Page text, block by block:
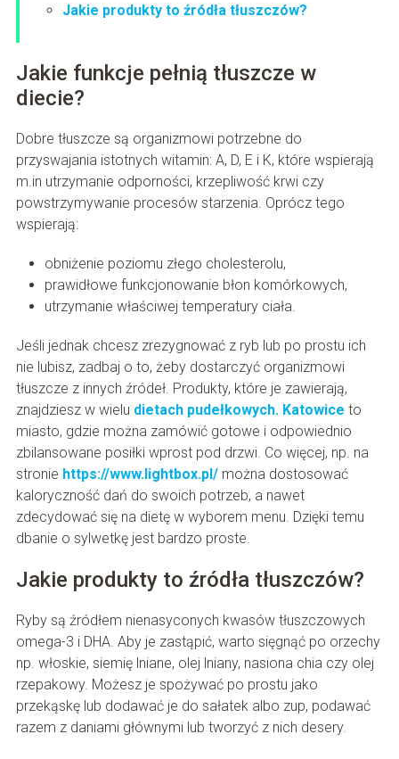
Jakie produkty to źródła tłuszczów?
Jakie funkcje pełnią tłuszcze w
diecie?
Dobre tłuszcze są organizmowi potrzebne do
przyswajania istotnych witamin: A, D, E i K, które wspierają
m.in utrzymanie odporności, krzepliwość krwi czy
powstrzymywanie procesów starzenia. Oprócz tego
wspierają:
obniżenie poziomu złego cholesterolu,
prawidłowe funkcjonowanie błon komórkowych,
utrzymanie właściwej temperatury ciała.
Jeśli jednak chcesz zrezygnować z ryb lub po prostu ich
nie lubisz, zadbaj o to, żeby dostarczyć organizmowi
tłuszcze z innych źródeł. Produkty, które je zawierają,
znajdziesz w wielu dietach pudełkowych. Katowice to
miasto, gdzie można zamówić gotowe i odpowiednio
zbilansowane posiłki wprost pod drzwi. Co więcej, np. na
stronie https://www.lightbox.pl/można dostosować
kaloryczność dań do swoich potrzeb, a nawet
zdecydować się na dietę w wyborem menu. Dzięki temu
dbanie o sylwetkę jest bardzo proste.
Jakie produkty to źródła tłuszczów?
Ryby są źródłem nienasyconych kwasów tłuszczowych
omega-3 i DHA. Aby je zastąpić, warto sięgnąć po orzechy
np. włoskie, siemię lniane, olej lniany, nasiona chia czy olej
rzepakowy. Możesz je spożywać po prostu jako
przekąskę lub dodawać je do sałatek albo zup, podawać
razem z daniami głównymi lub tworzyć z nich desery.